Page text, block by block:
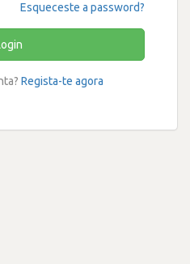
Esqueceste a password?
Regista-te agora